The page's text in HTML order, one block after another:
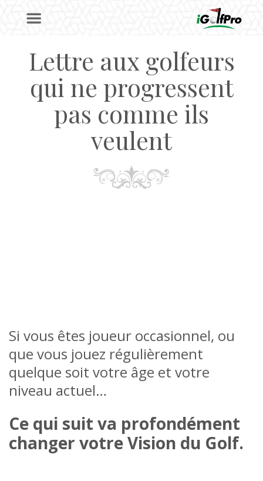
Lettre aux golfeurs
qui ne progressent
pas comme ils
veulent
Si vous êtes joueur occasionnel, ou
que vous jouez régulièrement
quelque soit votre âge et votre
niveau actuel…
Ce qui suit va profondément
changer votre Vision du Golf.